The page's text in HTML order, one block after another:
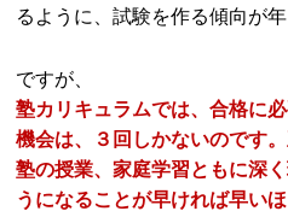
るように、試験を作る傾向が
ですが、
塾カリキュラムでは、合格に
機会は、３回しかないのです
塾の授業、家庭学習ともに深
うになることが早ければ早い